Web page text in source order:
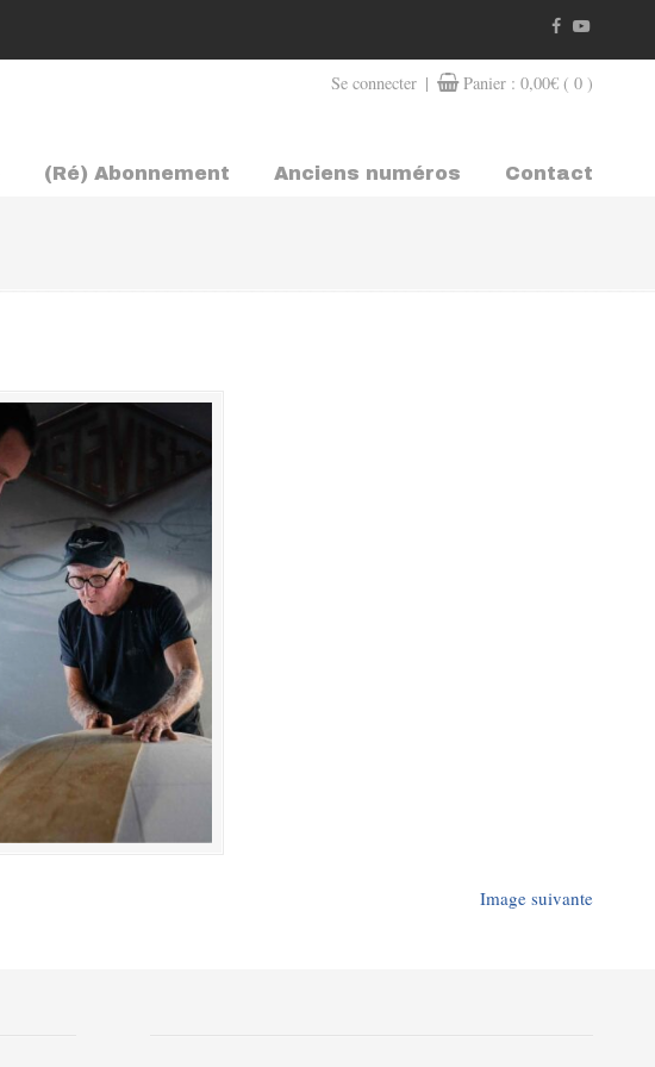
Se connecter | Panier : 0,00€ ( 0 )
(Ré) Abonnement Anciens numéros Contact
Image suivante